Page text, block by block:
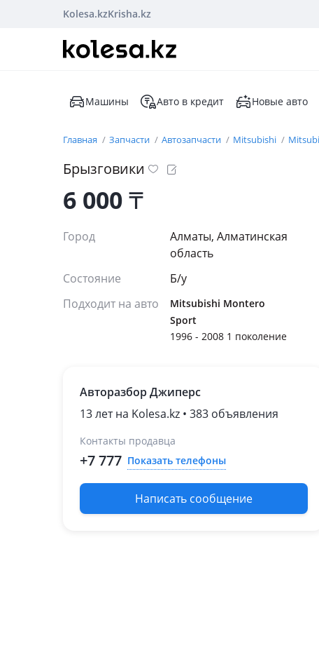
Kolesa.kzKrisha.kz
Машины Авто в кредит Новые авто
Главная Запчасти Автозапчасти Mitsubishi
Брызговики
6 000₸
Город
Алматы, Алматинская
область
Состояние
Б/y
Подходит на авто
Mitsubishi Montero
Sport
1996 - 2008 1 поколение
Авторазбор Джиперс
13 лет на Kolesa.kz • 383 объявления
Контакты продавца
+7 777 Показать телефоны
Написать сообщение